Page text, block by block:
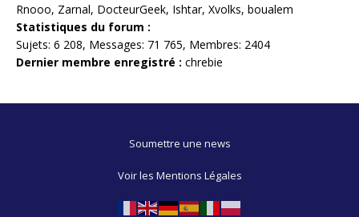
Rnooo, Zarnal, DocteurGeek, Ishtar, Xvolks, boualem
Statistiques du forum :
Sujets: 6 208, Messages: 71 765, Membres: 2404
Dernier membre enregistré : chrebie
Soumettre une news
Voir les Mentions Légales